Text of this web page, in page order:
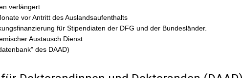
verlängert
vor Antritt des Auslandsaufenthalts
für Stipendiaten der DFG und der Bundesländer.
Austausch Dienst
des DAAD)